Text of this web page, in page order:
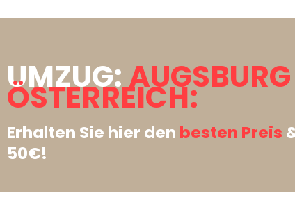
UMZUG:
ÖSTERREICH:
Erhalten Sie hier den besten Preis
50€!